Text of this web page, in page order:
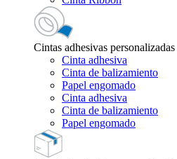
Cintas adhesivas personalizadas
Cinta adhesiva
Cinta de balizamiento
Papel engomado
Cinta adhesiva
Cinta de balizamiento
Papel engomado